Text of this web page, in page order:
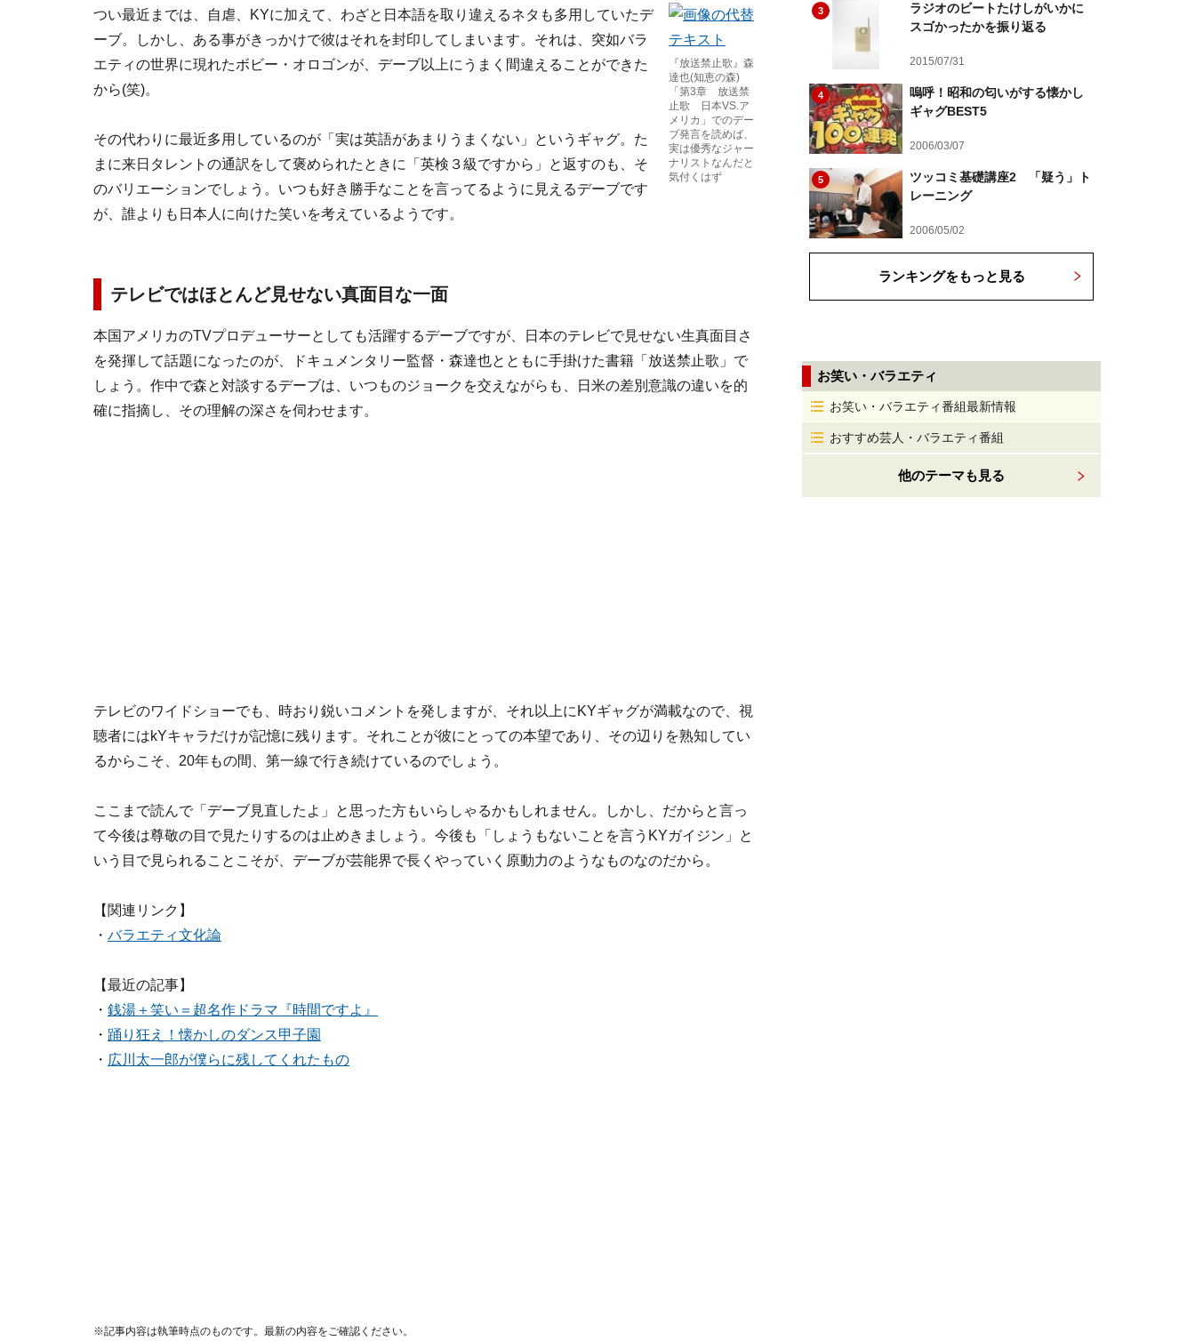
『放送禁止歌』森
達也(知恵の森)
「第3章 放送禁
止歌 日本VS.ア
メリカ」でのデー
ブ発言を読めば、
実は優秀なジャー
ナリストなんだと
気付くはず
つい最近までは、自虐、KYに加えて、わざと日本語を取り違えるネタも多用していたデ
ーブ。しかし、ある事がきっかけで彼はそれを封印してしまいます。それは、突如バラ
エティの世界に現れたボビー・オロゴンが、デーブ以上にうまく間違えることができた
から(笑)。
その代わりに最近多用しているのが「実は英語があまりうまくない」というギャグ。た
まに来日タレントの通訳をして褒められたときに「英検３級ですから」と返すのも、そ
のバリエーションでしょう。いつも好き勝手なことを言ってるように見えるデーブです
が、誰よりも日本人に向けた笑いを考えているようです。
テレビではほとんど見せない真面目な一面
本国アメリカのTVプロデューサーとしても活躍するデーブですが、日本のテレビで見せない生真面目さ
を発揮して話題になったのが、ドキュメンタリー監督・森達也とともに手掛けた書籍「放送禁止歌」で
しょう。作中で森と対談するデーブは、いつものジョークを交えながらも、日米の差別意識の違いを的
確に指摘し、その理解の深さを伺わせます。
テレビのワイドショーでも、時おり鋭いコメントを発しますが、それ以上にKYギャグが満載なので、視
聴者にはkYキャラだけが記憶に残ります。それことが彼にとっての本望であり、その辺りを熟知してい
るからこそ、20年もの間、第一線で行き続けているのでしょう。
ここまで読んで「デーブ見直したよ」と思った方もいらしゃるかもしれません。しかし、だからと言っ
て今後は尊敬の目で見たりするのは止めきましょう。今後も「しょうもないことを言うKYガイジン」と
いう目で見られることこそが、デーブが芸能界で長くやっていく原動力のようなものなのだから。
【関連リンク】
・ バラエティ文化論
【最近の記事】
・ 銭湯＋笑い＝超名作ドラマ『時間ですよ』
・ 踊り狂え！懐かしのダンス甲子園
・ 広川太一郎が僕らに残してくれたもの
※記事内容は執筆時点のものです。最新の内容をご確認ください。
3
ラジオのビートたけしがいかに
スゴかったかを振り返る
2015/07/31
4
嗚呼！昭和の匂いがする懐かし
ギャグBEST5
2006/03/07
5
ツッコミ基礎講座2 「疑う」ト
レーニング
2006/05/02
ランキングをもっと見る
お笑い・バラエティ
お笑い・バラエティ番組最新情報
おすすめ芸人・バラエティ番組
他のテーマも見る